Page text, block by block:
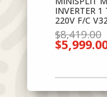
INVERTER 1
220V F/C
$8,419.00El
$